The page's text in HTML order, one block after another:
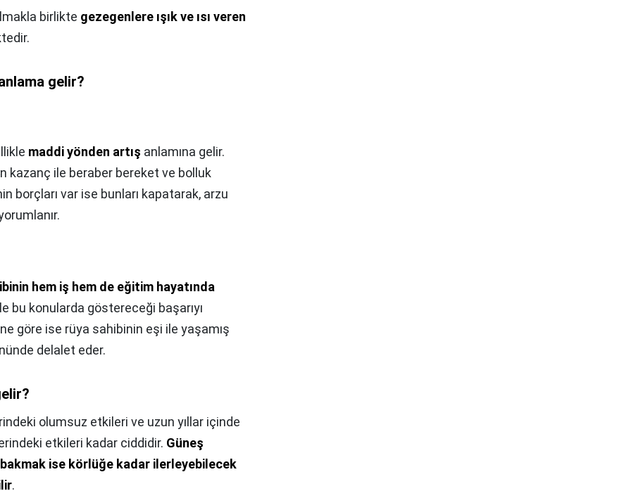
birlikte gezegenlere ışık ve ısı veren
gelir?
maddi yönden artış anlamına gelir.
kazanç ile beraber bereket ve bolluk
borçları var ise bunları kapatarak, arzu
hem iş hem de eğitim hayatında
bu konularda göstereceği başarıyı
göre ise rüya sahibinin eşi ile yaşamış
delalet eder.
olumsuz etkileri ve uzun yıllar içinde
etkileri kadar ciddidir. Güneş
bakmak ise körlüğe kadar ilerleyebilecek
.